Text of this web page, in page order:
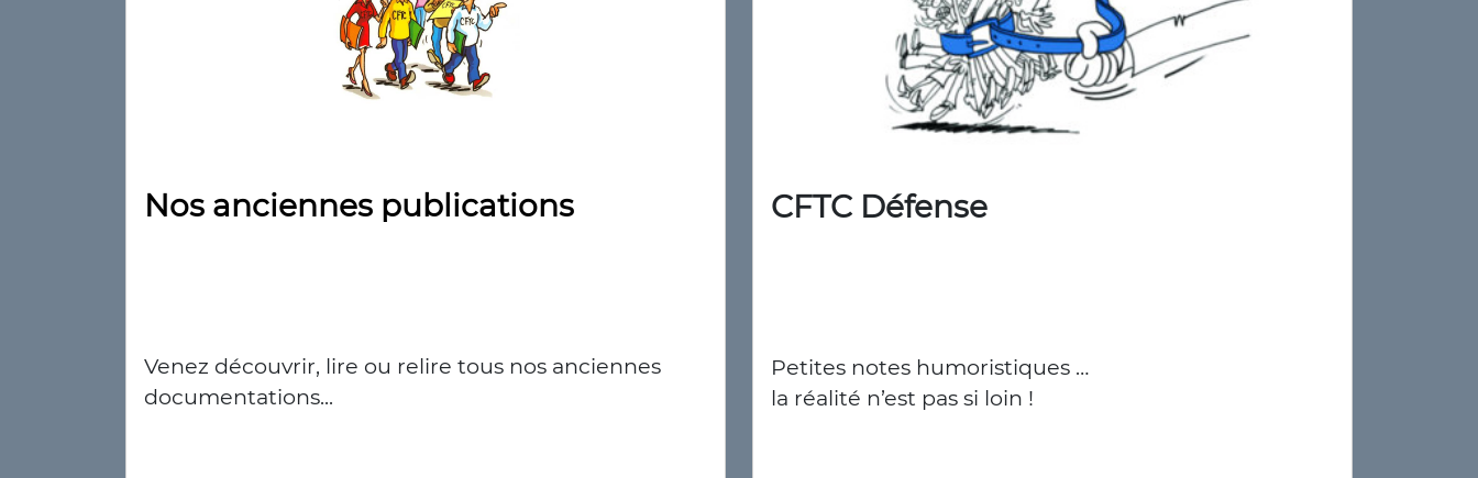
Nos anciennes publications
Venez découvrir, lire ou relire tous nos anciennes
documentations...
Petites notes humoristiques …
la réalité n’est pas si loin !